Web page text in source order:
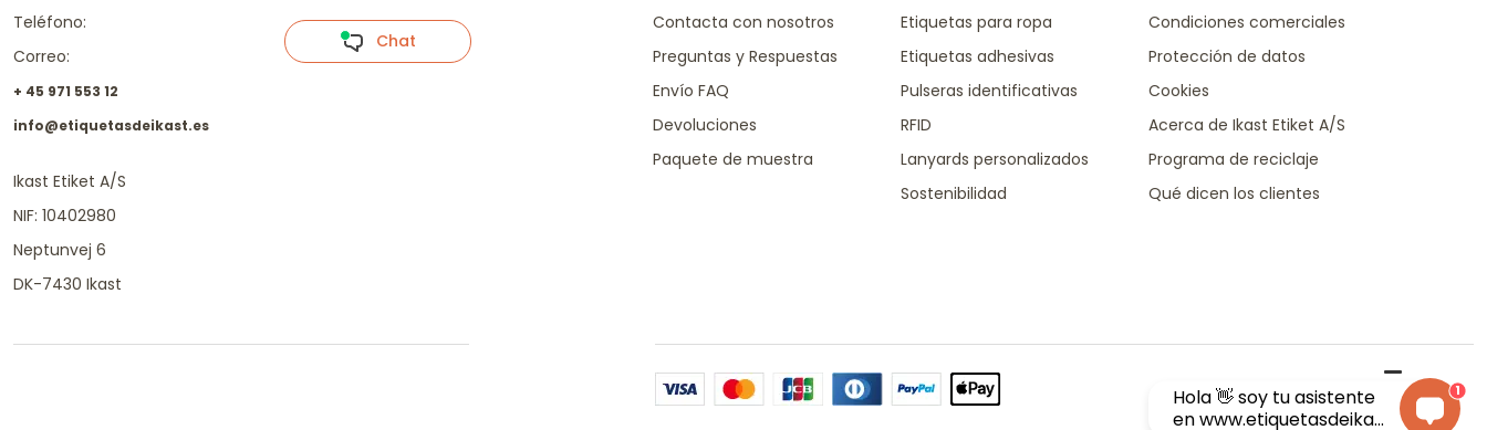
Teléfono:
Correo:
+ 45 971 553 12
info@etiquetasdeikast.es
Ikast Etiket A/S
NIF: 10402980
Neptunvej 6
DK-7430 Ikast
Chat
Contacta con nosotros
Preguntas y Respuestas
Envío FAQ
Devoluciones
Paquete de muestra
Etiquetas para ropa
Etiquetas adhesivas
Pulseras identificativas
RFID
Lanyards personalizados
Sostenibilidad
Condiciones comerciales
Protección de datos
Cookies
Acerca de Ikast Etiket A/S
Programa de reciclaje
Qué dicen los clientes
Hola 👋 soy tu asistente
en www.etiquetasdeika...
1